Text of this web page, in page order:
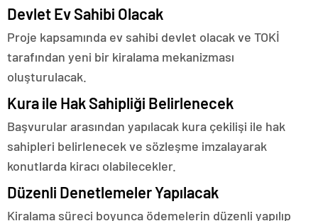
Devlet Ev Sahibi Olacak
Proje kapsamında ev sahibi devlet olacak ve TOKİ
tarafından yeni bir kiralama mekanizması
oluşturulacak.
Kura ile Hak Sahipliği Belirlenecek
Başvurular arasından yapılacak kura çekilişi ile hak
sahipleri belirlenecek ve sözleşme imzalayarak
konutlarda kiracı olabilecekler.
Düzenli Denetlemeler Yapılacak
Kiralama süreci boyunca ödemelerin düzenli yapılıp